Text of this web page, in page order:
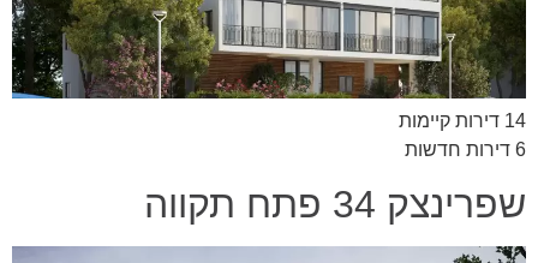
14 דירות קיימות
6 דירות חדשות
שפרינצק 34 פתח תקווה